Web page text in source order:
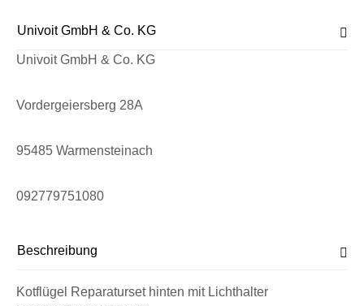
Univoit GmbH & Co. KG
Univoit GmbH & Co. KG
Vordergeiersberg 28A
95485 Warmensteinach
092779751080
Beschreibung
Kotflügel Reparaturset hinten mit Lichthalter